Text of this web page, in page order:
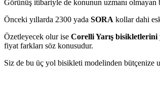
Görünüş itibariyle de konunun uzmanı
Önceki yıllarda 2300 yada SORA kollar dahi
Özetleyecek olur ise Corelli Yarış bisikletlerini
fiyat farkları söz konusudur.
Siz de bu üç yol bisikleti modelinden bütçenize